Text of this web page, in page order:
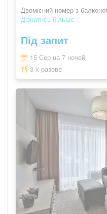
Двомісний номер з
Дізнатись більше
Під запит
15 Сер на 7 ночей
3-х разове